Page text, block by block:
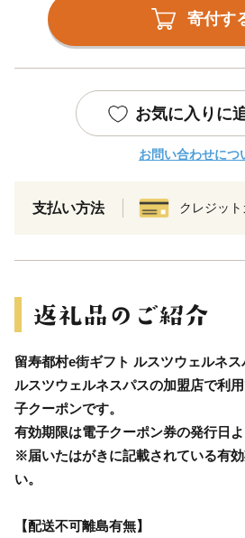
寄付す
お気に入りに
お問い合わせにつ
支払い方法 クレジット
留寿都村e街ギフト ルスツウェルネ
ルスツウェルネスパスの加盟店で利
子クーポンです。
有効期限は電子クーポン券の発行日よ
※届いたはがきに記載されている有
い。
【配送不可離島有無】